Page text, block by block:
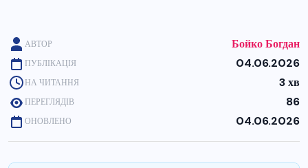
АВТОР Бойко Богдан
ПУБЛІКАЦІЯ 04.06.2026
НА ЧИТАННЯ 3 хв
ПЕРЕГЛЯДІВ 86
ОНОВЛЕНО 04.06.2026